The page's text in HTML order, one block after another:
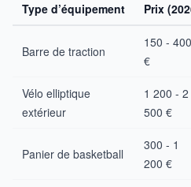
Type d’équipement Prix
Barre de traction
150 - 400
€
Vélo elliptique
extérieur
1 200 - 2
500 €
Panier de basketball
300 - 1
200 €